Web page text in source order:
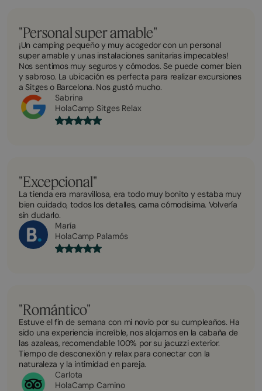
"Personal super amable"
¡Un camping pequeño y muy acogedor con un personal
super amable y unas instalaciones sanitarias impecables!
Nos sentimos muy seguros y cómodos. Se puede comer bien
y sabroso. La ubicación es perfecta para realizar excursiones
a Sitges o Barcelona. Nos gustó mucho.
Sabrina
HolaCamp Sitges Relax
"Excepcional"
La tienda era maravillosa, era todo muy bonito y estaba muy
bien cuidado, todos los detalles, cama cómodisima. Volvería
sin dudarlo.
María
HolaCamp Palamós
"Romántico"
Estuve el fin de semana con mi novio por su cumpleaños. Ha
sido una experiencia increíble, nos alojamos en la cabaña de
las azaleas, recomendable 100% por su jacuzzi exterior.
Tiempo de desconexión y relax para conectar con la
naturaleza y la intimidad en pareja.
Carlota
HolaCamp Camino